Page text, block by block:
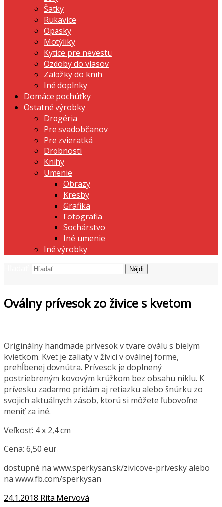
Šatky
Rukavice
Opasky
Motýliky
Kytice pre nevestu
Ozdoby do vlasov
Záložky do kníh
Iné doplnky
Domáce pochúťky
Ostatné výrobky
Drogéria
Pre svadobčanov
Pre zvieratká
Drobnosti
Knihy
Umenie
Obrazy
Kresby
Grafika
Fotografia
Sochárstvo
Iné umenie
Iné výrobky
Oválny prívesok zo živice s kvetom
Originálny handmade prívesok v tvare oválu s bielym
kvietkom. Kvet je zaliaty v živici v oválnej forme,
prehĺbenej dovnútra. Prívesok je doplnený
postriebreným kovovým krúžkom bez obsahu niklu. K
prívesku zadarmo pridám aj retiazku alebo šnúrku zo
svojich aktuálnych zásob, ktorú si môžete ľubovoľne
meniť za iné.
Veľkosť: 4 x 2,4 cm
Cena: 6,50 eur
dostupné na www.sperkysan.sk/zivicove-privesky alebo
na www.fb.com/sperkysan
24.1.2018 Rita Mervová